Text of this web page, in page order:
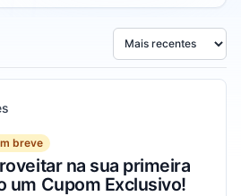
Ordenar por
breve
na sua primeira
um Cupom Exclusivo!